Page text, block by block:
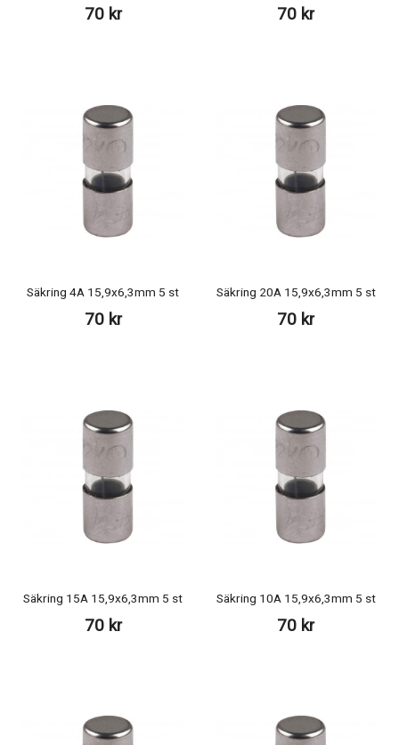
70 kr 70 kr
Säkring 4A 15,9x6,3mm 5 st
70 kr
Säkring 20A 15,9x6,3mm 5 st
70 kr
Säkring 15A 15,9x6,3mm 5 st
70 kr
Säkring 10A 15,9x6,3mm 5 st
70 kr